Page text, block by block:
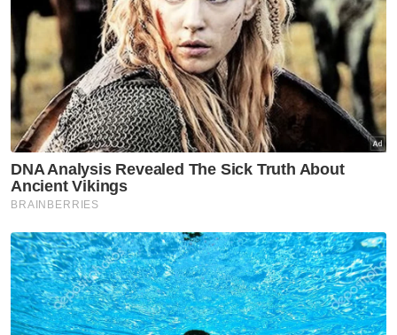
Artikel Berkaitan:
Insiden gaduh: 20 lagi penyokong Pulau Pinang
ditahan
Dr Mohammad dilantik Timbalan Ketua Menteri Pulau
Pinang
Tanpa DAP, PH-BN mungkin hilang lebih banyak
kerusi di Pulau Pinang
''Kita boleh nampak keikhlasan gabungan
perpaduan Pakatan Harapan-BN untuk
membentuk masyarakat MADANI di negeri
ini dengan pelantikan wakil BN dan ia dapat
menarik sokongan pengundi Melayu kepada
Kerajaan Perpaduan di Pulau Pinang,"
katanya.